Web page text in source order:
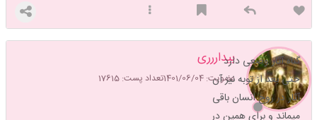
بیداررری
عضویت: 1401/06/04 تعداد پست: 17615
گناه آثار وضعی دارد
حتی بعد از توبه نیز آن
آثار در روح انسان باقی
میماند و برای همین در